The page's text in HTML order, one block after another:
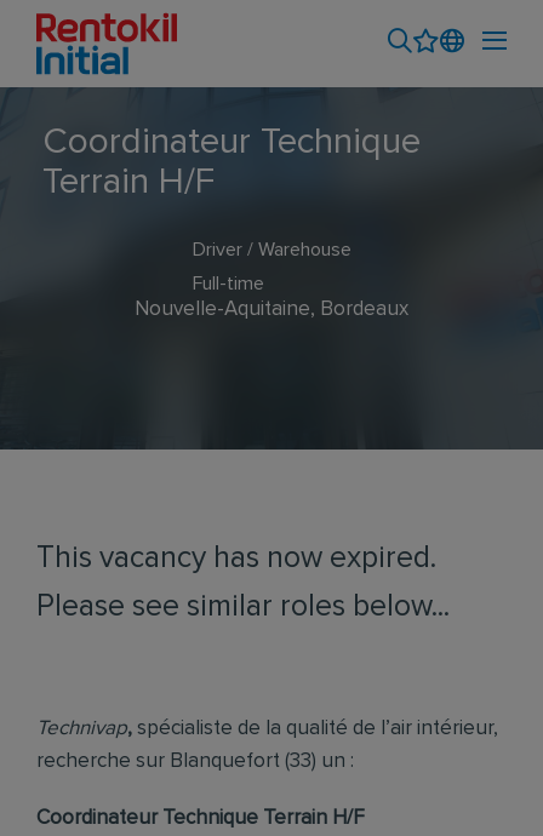
Coordinateur Technique
Terrain H/F
Driver / Warehouse
Full-time
Nouvelle-Aquitaine, Bordeaux
This vacancy has now expired.
Please see similar roles below...
Technivap, spécialiste de la qualité de l’air intérieur,
recherche sur Blanquefort (33) un :
Coordinateur Technique Terrain H/F